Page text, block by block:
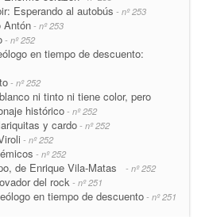
Esperando al autobús - nº 253
Antón - nº 253
- nº 252
en tiempo de descuento:
- nº 252
ni tinto ni tiene color, pero
histórico - nº 252
y cardo - nº 252
- nº 252
- nº 252
de Enrique Vila-Matas - nº 252
del rock - nº 251
en tiempo de descuento - nº 251